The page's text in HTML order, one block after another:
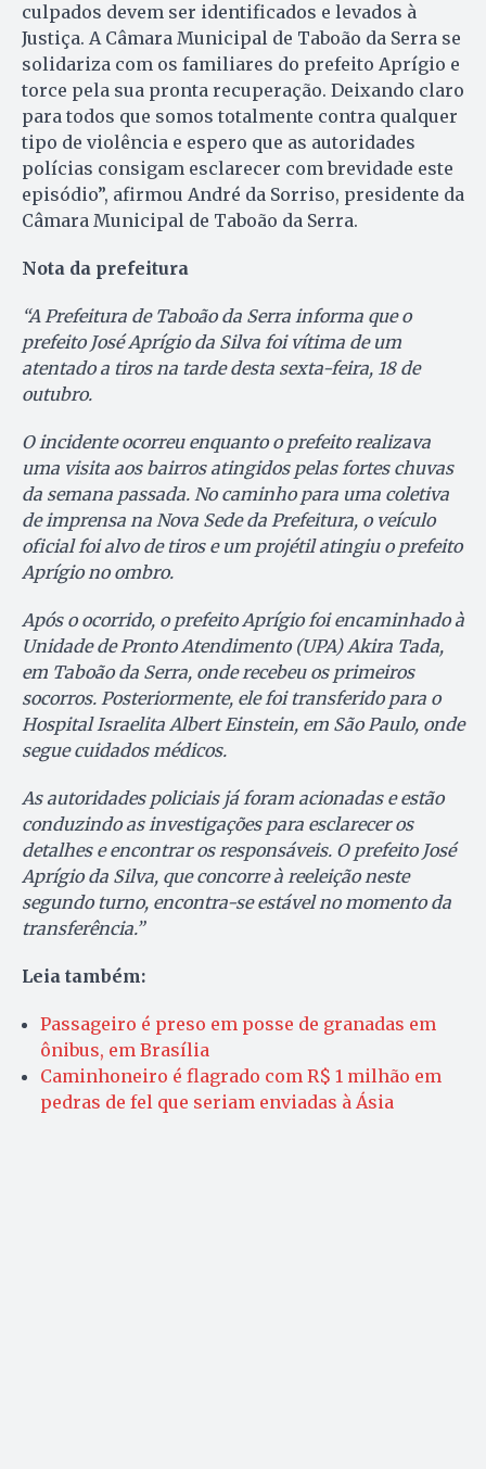
culpados devem ser identificados e levados à
Justiça. A Câmara Municipal de Taboão da Serra se
solidariza com os familiares do prefeito Aprígio e
torce pela sua pronta recuperação. Deixando claro
para todos que somos totalmente contra qualquer
tipo de violência e espero que as autoridades
polícias consigam esclarecer com brevidade este
episódio”, afirmou André da Sorriso, presidente da
Câmara Municipal de Taboão da Serra.
Nota da prefeitura
“A Prefeitura de Taboão da Serra informa que o
prefeito José Aprígio da Silva foi vítima de um
atentado a tiros na tarde desta sexta-feira, 18 de
outubro.
O incidente ocorreu enquanto o prefeito realizava
uma visita aos bairros atingidos pelas fortes chuvas
da semana passada. No caminho para uma coletiva
de imprensa na Nova Sede da Prefeitura, o veículo
oficial foi alvo de tiros e um projétil atingiu o prefeito
Aprígio no ombro.
Após o ocorrido, o prefeito Aprígio foi encaminhado à
Unidade de Pronto Atendimento (UPA) Akira Tada,
em Taboão da Serra, onde recebeu os primeiros
socorros. Posteriormente, ele foi transferido para o
Hospital Israelita Albert Einstein, em São Paulo, onde
segue cuidados médicos.
As autoridades policiais já foram acionadas e estão
conduzindo as investigações para esclarecer os
detalhes e encontrar os responsáveis. O prefeito José
Aprígio da Silva, que concorre à reeleição neste
segundo turno, encontra-se estável no momento da
transferência.”
Leia também:
Passageiro é preso em posse de granadas em
ônibus, em Brasília
Caminhoneiro é flagrado com R$ 1 milhão em
pedras de fel que seriam enviadas à Ásia